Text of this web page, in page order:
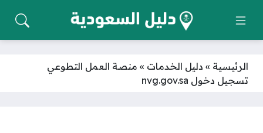
الرئيسية » دليل الخدمات » منصة العمل التطوعي
تسجيل دخول nvg.gov.sa